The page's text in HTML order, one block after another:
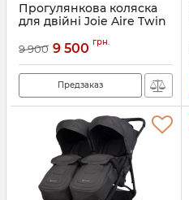
Прогулянкова коляска
для двійні Joie Aire Twin
9 900 9 500 грн.
Предзаказ